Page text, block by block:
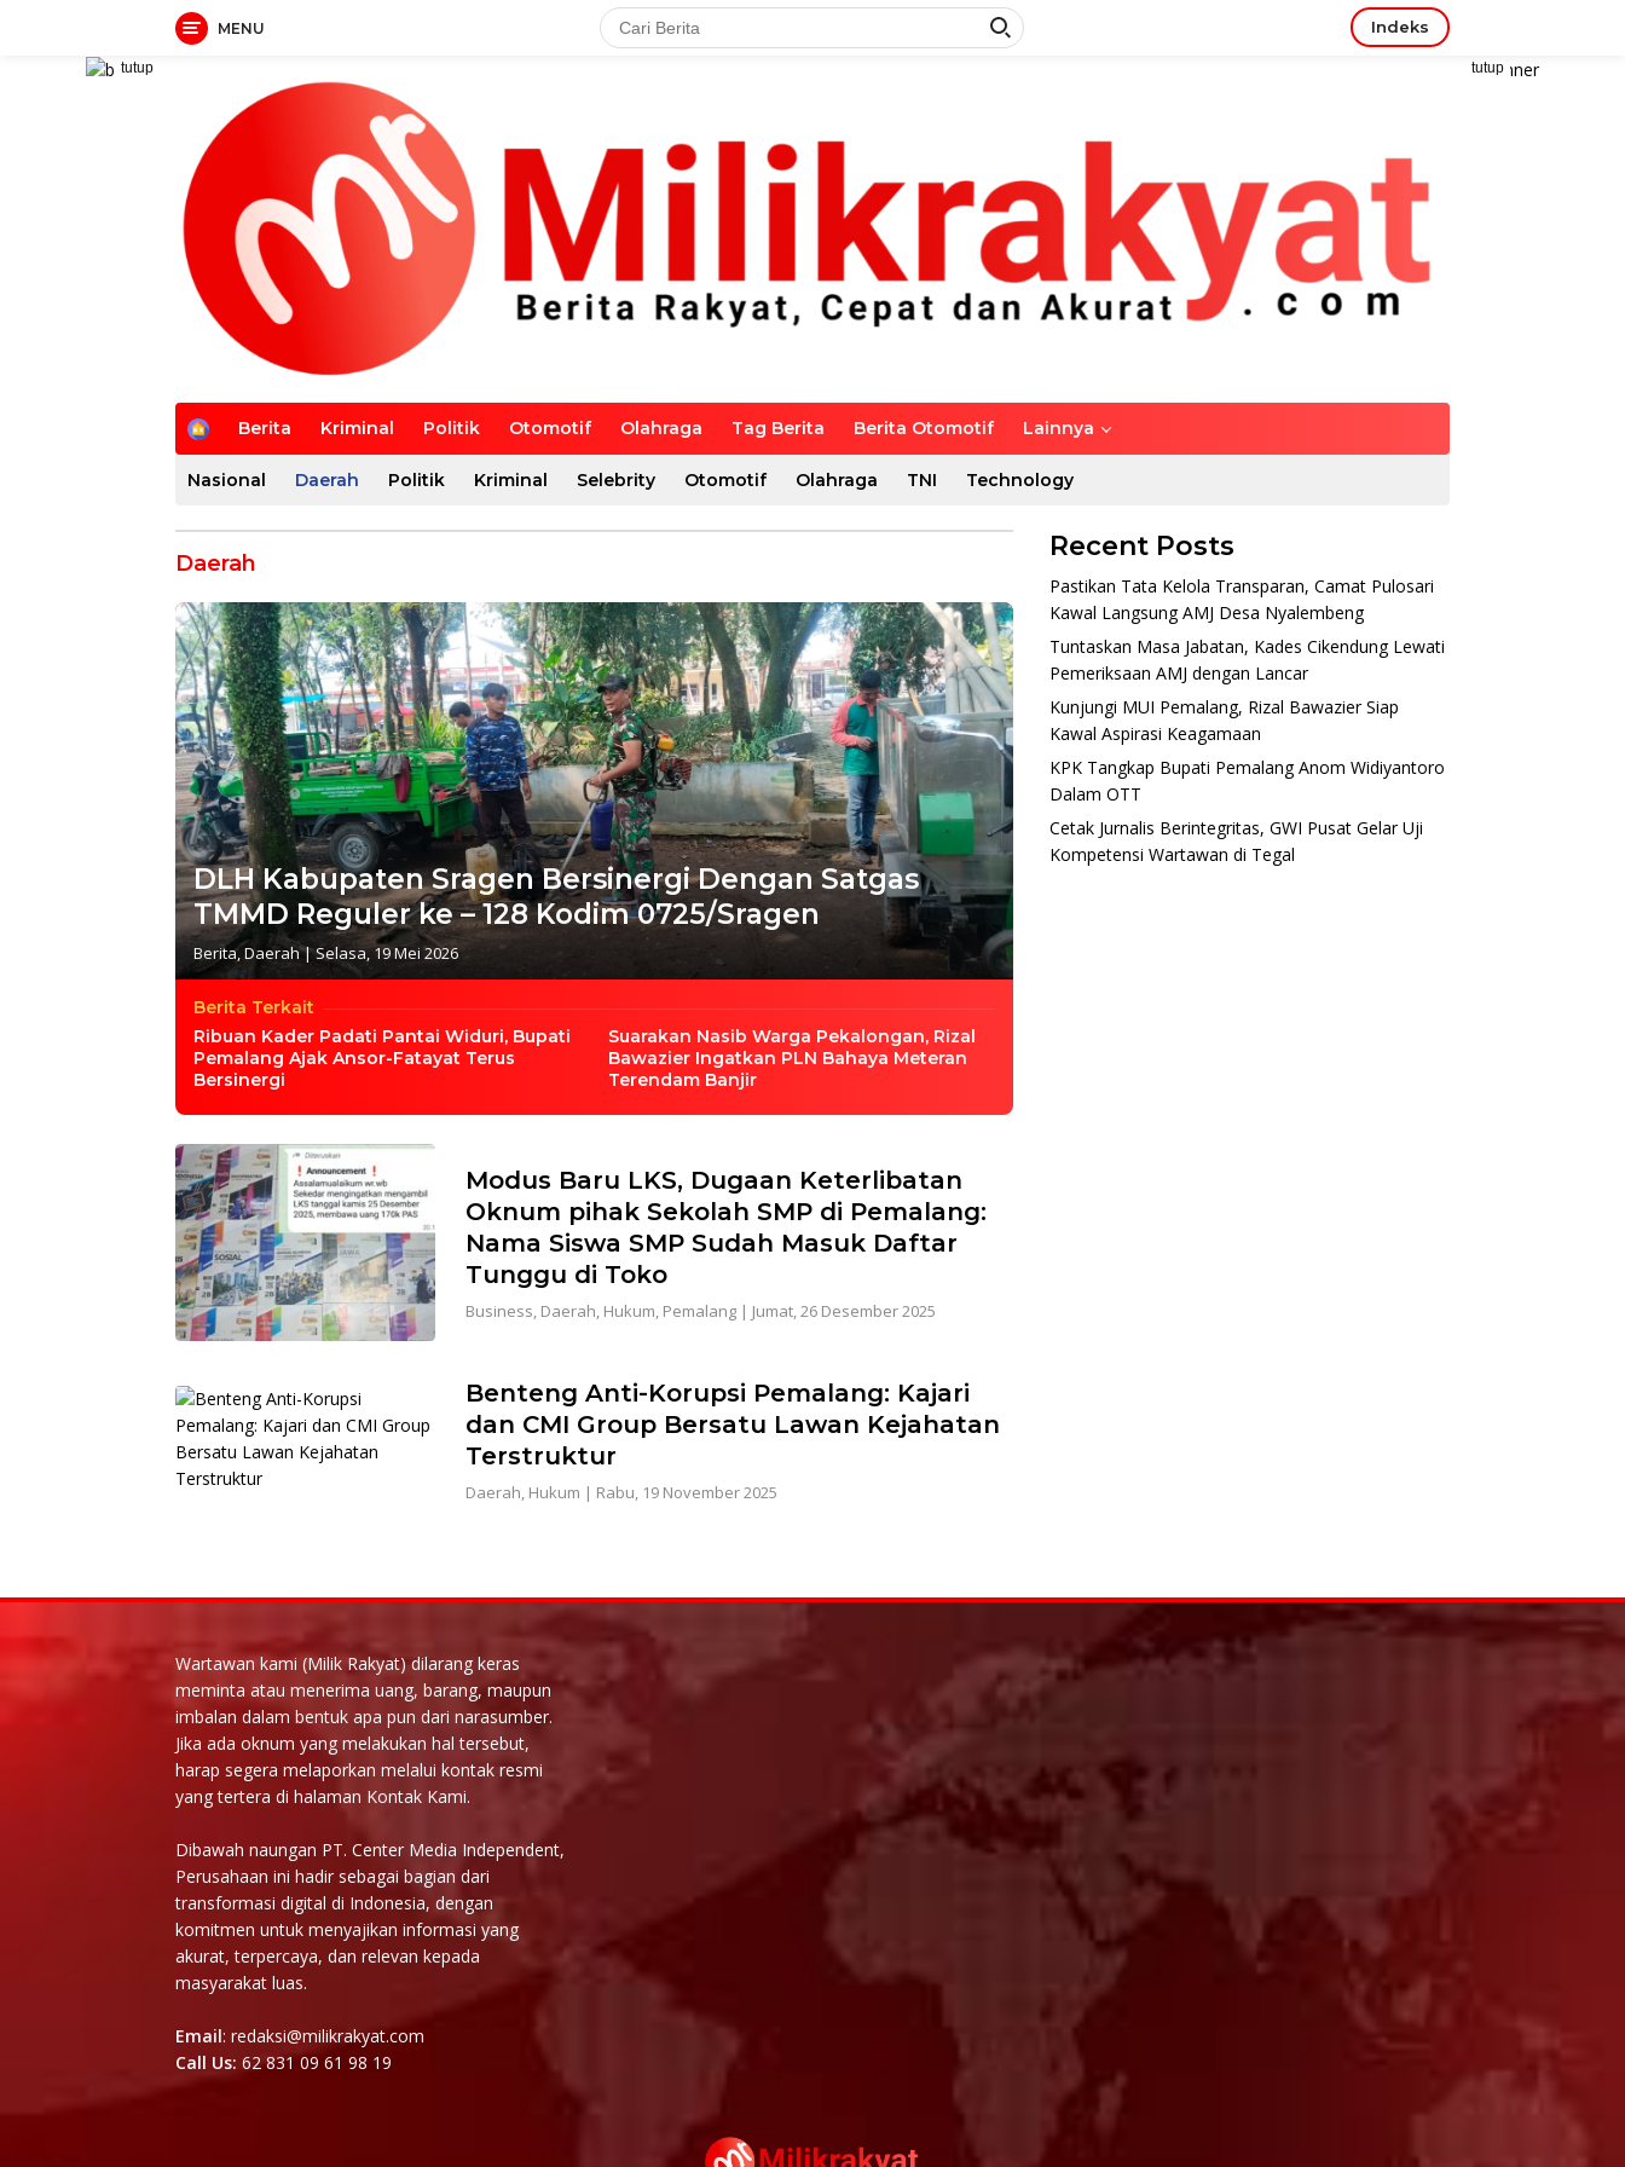
MENU Indeks
tutup tutup
H
m
e
Berita Kriminal Politik Otomotif Olahraga Tag Berita Berita Otomotif Lainnya
Nasional Daerah Politik Kriminal Selebrity Otomotif Olahraga TNI Technology
Daerah
DLH Kabupaten Sragen Bersinergi Dengan Satgas
TMMD Reguler ke – 128 Kodim 0725/Sragen
Berita,Daerah|Selasa, 19 Mei 2026
Berita Terkait
Ribuan Kader Padati Pantai Widuri, Bupati
Pemalang Ajak Ansor-Fatayat Terus
Bersinergi
Suarakan Nasib Warga Pekalongan, Rizal
Bawazier Ingatkan PLN Bahaya Meteran
Terendam Banjir
Modus Baru LKS, Dugaan Keterlibatan
Oknum pihak Sekolah SMP di Pemalang:
Nama Siswa SMP Sudah Masuk Daftar
Tunggu di Toko
Business, Daerah, Hukum, Pemalang| Jumat, 26 Desember 2025
Benteng Anti-Korupsi Pemalang: Kajari
dan CMI Group Bersatu Lawan Kejahatan
Terstruktur
Daerah, Hukum | Rabu, 19 November 2025
Recent Posts
Pastikan Tata Kelola Transparan, Camat Pulosari
Kawal Langsung AMJ Desa Nyalembeng
Tuntaskan Masa Jabatan, Kades Cikendung Lewati
Pemeriksaan AMJ dengan Lancar
Kunjungi MUI Pemalang, Rizal Bawazier Siap
Kawal Aspirasi Keagamaan
KPK Tangkap Bupati Pemalang Anom Widiyantoro
Dalam OTT
Cetak Jurnalis Berintegritas, GWI Pusat Gelar Uji
Kompetensi Wartawan di Tegal
Wartawan kami (Milik Rakyat) dilarang keras
meminta atau menerima uang, barang, maupun
imbalan dalam bentuk apa pun dari narasumber.
Jika ada oknum yang melakukan hal tersebut,
harap segera melaporkan melalui kontak resmi
yang tertera di halaman Kontak Kami.
Dibawah naungan PT. Center Media Independent,
Perusahaan ini hadir sebagai bagian dari
transformasi digital di Indonesia, dengan
komitmen untuk menyajikan informasi yang
akurat, terpercaya, dan relevan kepada
masyarakat luas.
Email: redaksi@milikrakyat.com
Call Us: 62 831 09 61 98 19